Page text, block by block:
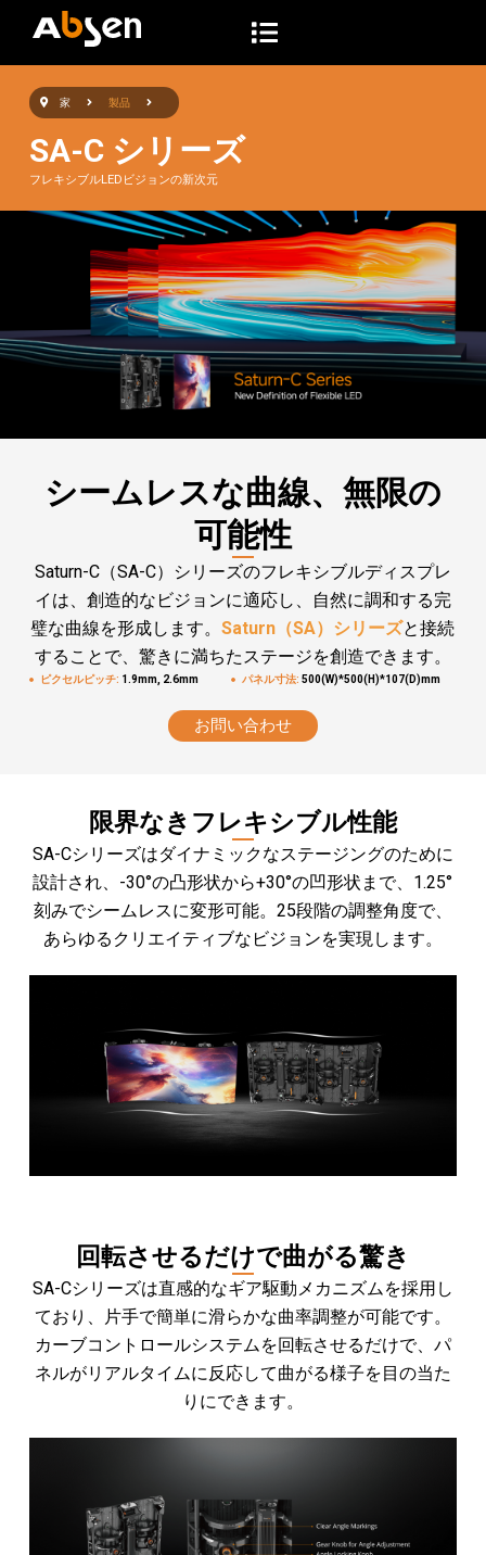
コ
ン
ツ
へ
家 製品
SA-C シリーズ
フレキシブルLEDビジョンの新次元
シームレスな曲線、無限の
可能性
Saturn-C（SA-C）シリーズのフレキシブルディスプレ
イは、創造的なビジョンに適応し、自然に調和する完
璧な曲線を形成します。Saturn（SA）シリーズと接続
することで、驚きに満ちたステージを創造できます。
ピクセルピッチ: 1.9mm, 2.6mm パネル寸法: 500(W)*500(H)*107(D)mm
お問い合わせ
限界なきフレキシブル性能
SA-Cシリーズはダイナミックなステージングのために
設計され、-30°の凸形状から+30°の凹形状まで、1.25°
刻みでシームレスに変形可能。25段階の調整角度で、
あらゆるクリエイティブなビジョンを実現します。
回転させるだけで曲がる驚き
SA-Cシリーズは直感的なギア駆動メカニズムを採用し
ており、片手で簡単に滑らかな曲率調整が可能です。
カーブコントロールシステムを回転させるだけで、パ
ネルがリアルタイムに反応して曲がる様子を目の当た
りにできます。